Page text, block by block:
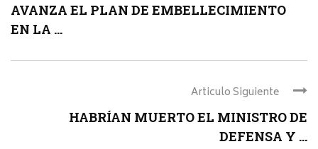
AVANZA EL PLAN DE EMBELLECIMIENTO
EN LA ...
Articulo Siguiente
HABRÍAN MUERTO EL MINISTRO DE
DEFENSA Y ...